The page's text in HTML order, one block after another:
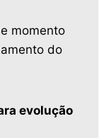
momento
do
evolução